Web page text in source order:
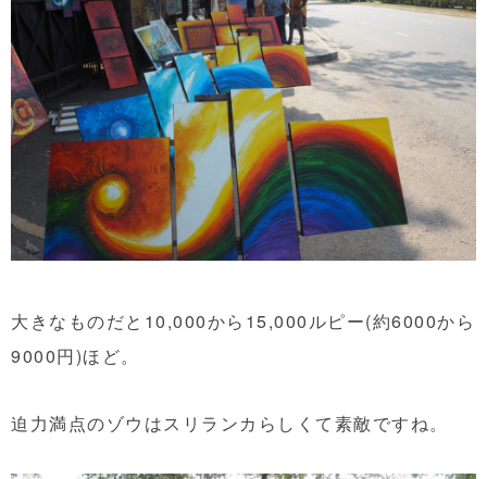
大きなものだと10,000から15,000ルピー(約6000から
9000円)ほど。
迫力満点のゾウはスリランカらしくて素敵ですね。